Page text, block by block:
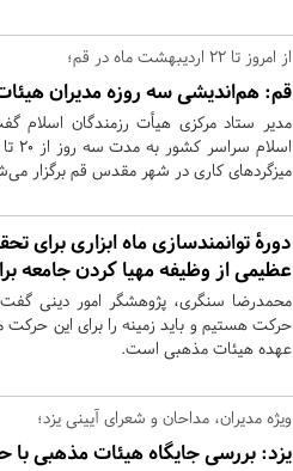
از امروز تا 22 اردیبهشت ماه در قم؛
قم: هم‌اندیشی سه روزه مدیران
مدیر ستاد مرکزی هیأت رزمندگان
میزگردهای کاری در شهر مقدس قم برگزار
دورهٔ توانمندسازی ماه ابزاری
عظیمی از وظیفه مهیا کردن جامعه
محمدرضا سنگری، پژوهشگر امور دینی
حرکت هستیم و باید زمینه را برای این
عهده هیئات مذهبی است.
ویژه مدیران، مداحان و شعرای آیینی یزد؛
یزد: بررسی جایگاه هیئات مذهبی